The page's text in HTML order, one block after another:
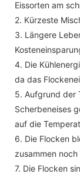
Eissorten am
2. Kürzeste
3. Längere
4. Die
da das
5. Aufgrund der
Scherbeneises
auf die
6. Die Flocken
zusammen
7. Die Flocken